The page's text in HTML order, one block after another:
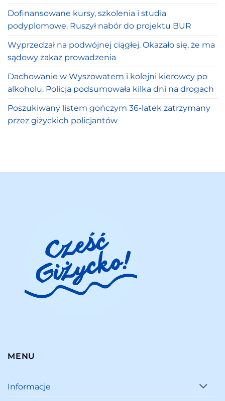
Dofinansowane kursy, szkolenia i studia
podyplomowe. Ruszył nabór do projektu BUR
Wyprzedzał na podwójnej ciągłej. Okazało się, że ma
sądowy zakaz prowadzenia
Dachowanie w Wyszowatem i kolejni kierowcy po
alkoholu. Policja podsumowała kilka dni na drogach
Poszukiwany listem gończym 36-latek zatrzymany
przez giżyckich policjantów
MENU
Informacje